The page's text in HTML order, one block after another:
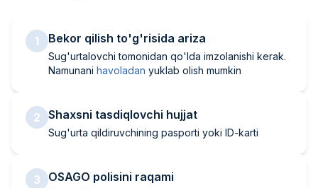
1 Bekor qilish to'g'risida ariza
Sug'urtalovchi tomonidan qo'lda imzolanishi kerak.
Namunani havoladan yuklab olish mumkin
2 Shaxsni tasdiqlovchi hujjat
Sug'urta qildiruvchining pasporti yoki ID-karti
3 OSAGO polisini raqami